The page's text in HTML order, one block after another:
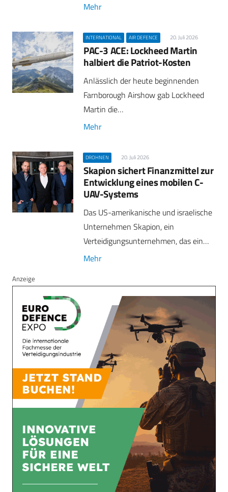
Mehr
INTERNATIONAL AIR DEFENCE 20. Juli 2026
PAC-3 ACE: Lockheed Martin
halbiert die Patriot-Kosten
Anlässlich der heute beginnenden
Farnborough Airshow gab Lockheed
Martin die…
Mehr
DROHNEN 20. Juli 2026
Skapion sichert Finanzmittel zur
Entwicklung eines mobilen C-
UAV-Systems
Das US-amerikanische und israelische
Unternehmen Skapion, ein
Verteidigungsunternehmen, das ein…
Mehr
Anzeige